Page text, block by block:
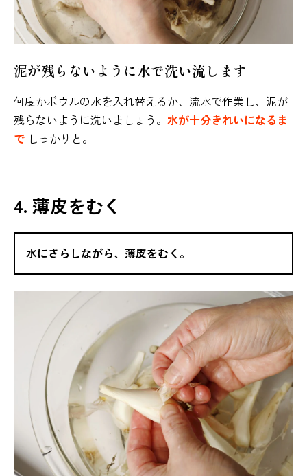
泥が残らないように水で洗い流します
何度かボウルの水を入れ替えるか、流水で作業し、泥が
残らないように洗いましょう。 水が十分きれいになるま
で しっかりと。
4. 薄皮をむく
水にさらしながら、薄皮をむく。